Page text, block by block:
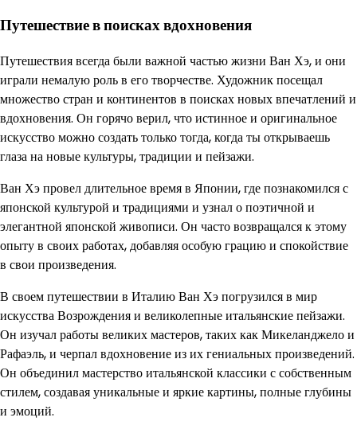
Путешествие в поисках вдохновения
Путешествия всегда были важной частью жизни Ван Хэ, и они
играли немалую роль в его творчестве. Художник посещал
множество стран и континентов в поисках новых впечатлений и
вдохновения. Он горячо верил, что истинное и оригинальное
искусство можно создать только тогда, когда ты открываешь
глаза на новые культуры, традиции и пейзажи.
Ван Хэ провел длительное время в Японии, где познакомился с
японской культурой и традициями и узнал о поэтичной и
элегантной японской живописи. Он часто возвращался к этому
опыту в своих работах, добавляя особую грацию и спокойствие
в свои произведения.
В своем путешествии в Италию Ван Хэ погрузился в мир
искусства Возрождения и великолепные итальянские пейзажи.
Он изучал работы великих мастеров, таких как Микеланджело и
Рафаэль, и черпал вдохновение из их гениальных произведений.
Он объединил мастерство итальянской классики с собственным
стилем, создавая уникальные и яркие картины, полные глубины
и эмоций.